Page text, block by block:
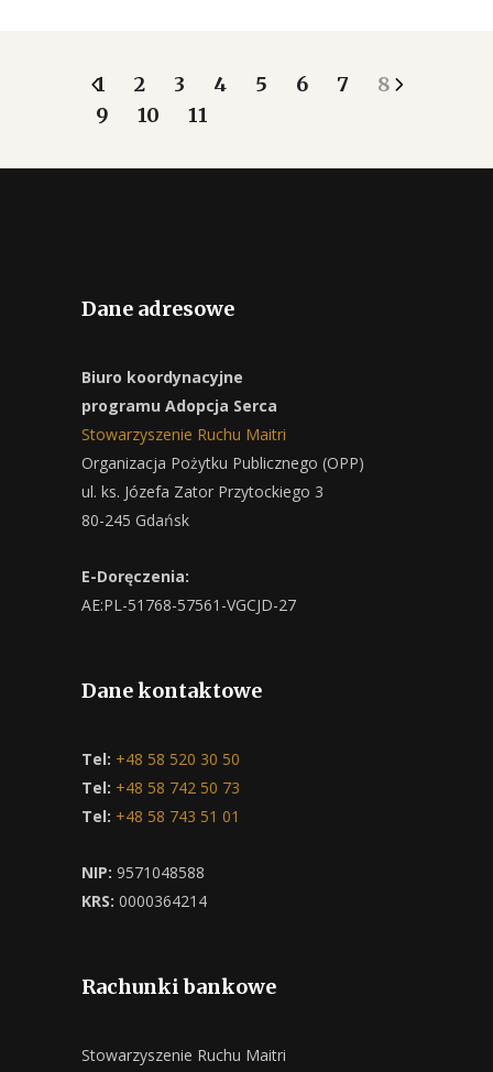
1 2 3 4 5 6 7
8
9
10 11
Dane adresowe
Biuro koordynacyjne
programu Adopcja Serca
Stowarzyszenie Ruchu Maitri
Organizacja Pożytku Publicznego (OPP)
ul. ks. Józefa Zator Przytockiego 3
80-245 Gdańsk
E-Doręczenia:
AE:PL-51768-57561-VGCJD-27
Dane kontaktowe
Tel: +48 58 520 30 50
Tel: +48 58 742 50 73
Tel: +48 58 743 51 01
NIP: 9571048588
KRS: 0000364214
Rachunki bankowe
Stowarzyszenie Ruchu Maitri